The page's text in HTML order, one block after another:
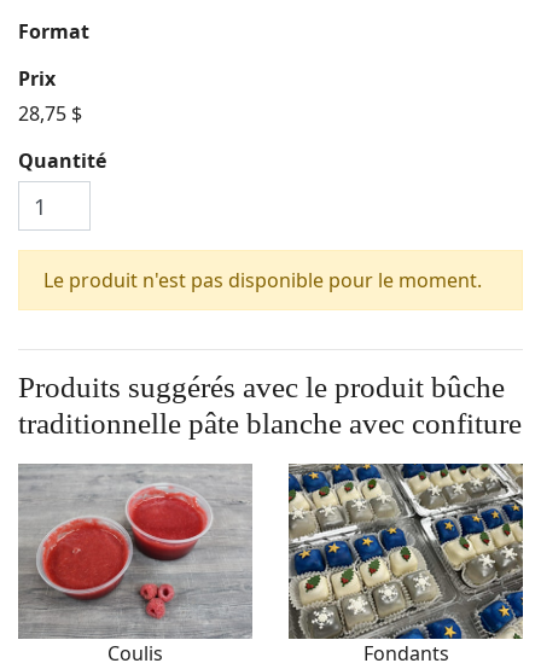
Format
Prix
28,75 $
Quantité
Le produit n'est pas disponible pour le moment.
Produits suggérés avec le produit bûche
traditionnelle pâte blanche avec confiture
Coulis Fondants